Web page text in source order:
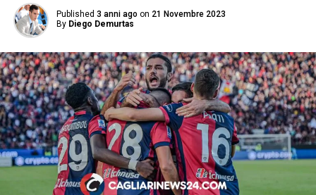
Published 3 anni ago on 21 Novembre 2023
By Diego Demurtas